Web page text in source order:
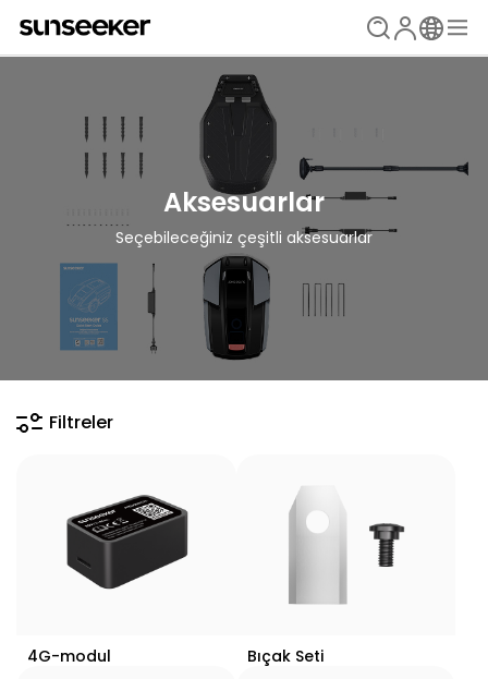
Aksesuarlar
Seçebileceğiniz çeşitli aksesuarlar
Filtreler
4G-modul Bıçak Seti